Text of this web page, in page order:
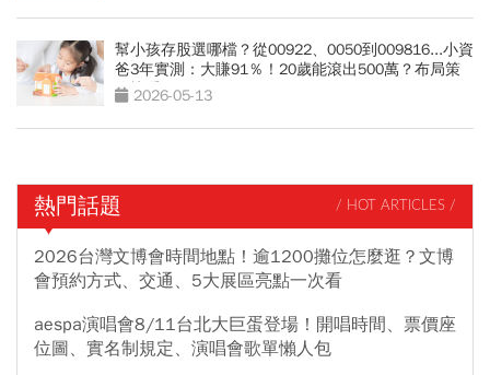
幫小孩存股選哪檔？從00922、0050到009816...小資
爸3年實測：大賺91％！20歲能滾出500萬？布局策
略快看
2026-05-13
熱門話題 / HOT ARTICLES /
2026台灣文博會時間地點！逾1200攤位怎麼逛？文博
會預約方式、交通、5大展區亮點一次看
aespa演唱會8/11台北大巨蛋登場！開唱時間、票價座
位圖、實名制規定、演唱會歌單懶人包